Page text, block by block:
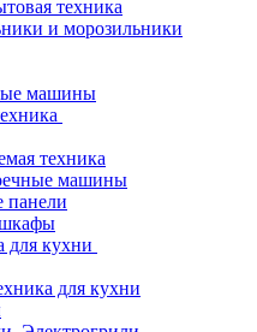
техника
и морозильники
машины
техника
машины
панели
для кухни
для кухни